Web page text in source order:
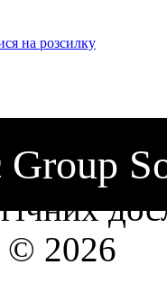
на розсилку
Group
© 2026